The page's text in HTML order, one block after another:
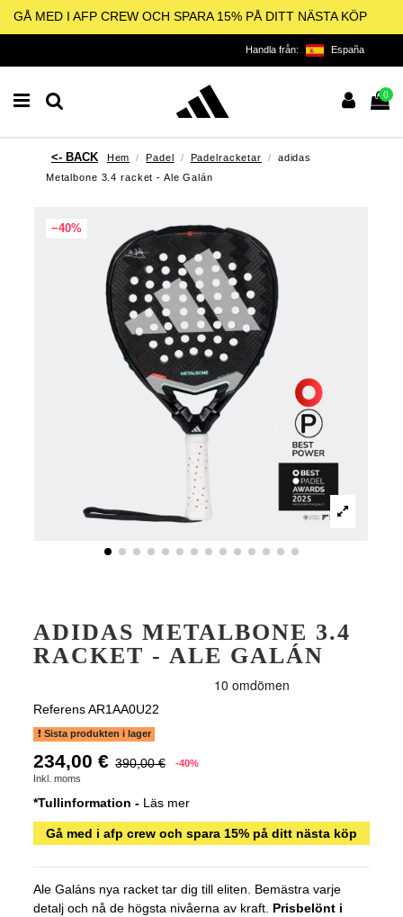
GÅ MED I AFP CREW OCH SPARA 15% PÅ DITT NÄSTA KÖP
Handla från: España
0
Hem Padel Padelracketar
adidas
Metalbone 3.4 racket - Ale Galán
−40%
ADIDAS METALBONE 3.4
RACKET - ALE GALÁN
Referens AR1AA0U22
Sista produkten i lager
234,00 € 390,00 €
-40%
Inkl. moms
*Tullinformation - Läs mer
Gå med i afp crew och spara 15% på ditt nästa köp
Ale Galáns nya racket tar dig till eliten. Bemästra varje
detalj och nå de högsta nivåerna av kraft. Prisbelönt i